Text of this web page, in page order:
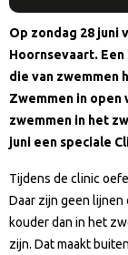
Op zondag 28 juni
Hoornsevaart.
die van zwemmen
Zwemmen in open
zwemmen in het
juni een speciale
Tijdens de clinic
Daar zijn geen lijnen
kouder dan in het
zijn. Dat maakt